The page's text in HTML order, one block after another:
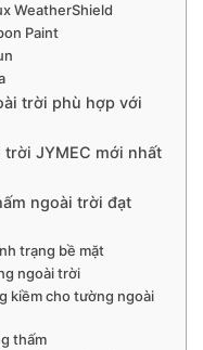
WeatherShield
Paint
trời phù hợp với
JYMEC mới nhất
ngoài trời đạt
trạng bề mặt
ngoài trời
kiềm cho tường ngoài
thấm